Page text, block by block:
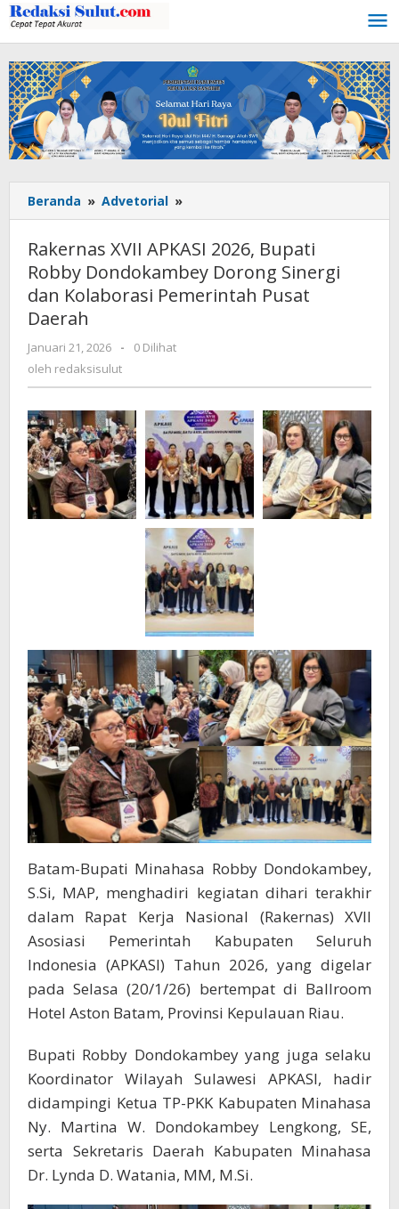
Lewati
ke
konten
Beranda » Advetorial »
XVII
2026,
Bupati
Robby
Kolaborasi
Pemerintah
Pusat
Daerah
Rakernas XVII APKASI 2026, Bupati
Robby Dondokambey Dorong Sinergi
dan Kolaborasi Pemerintah Pusat
Daerah
Januari 21, 2026
oleh
redaksisulut
-
0 Dilihat
oleh redaksisulut
Batam-Bupati Minahasa Robby Dondokambey,
S.Si, MAP, menghadiri kegiatan dihari terakhir
dalam Rapat Kerja Nasional (Rakernas) XVII
Asosiasi Pemerintah Kabupaten Seluruh
Indonesia (APKASI) Tahun 2026, yang digelar
pada Selasa (20/1/26) bertempat di Ballroom
Hotel Aston Batam, Provinsi Kepulauan Riau.
Bupati Robby Dondokambey yang juga selaku
Koordinator Wilayah Sulawesi APKASI, hadir
didampingi Ketua TP-PKK Kabupaten Minahasa
Ny. Martina W. Dondokambey Lengkong, SE,
serta Sekretaris Daerah Kabupaten Minahasa
Dr. Lynda D. Watania, MM, M.Si.